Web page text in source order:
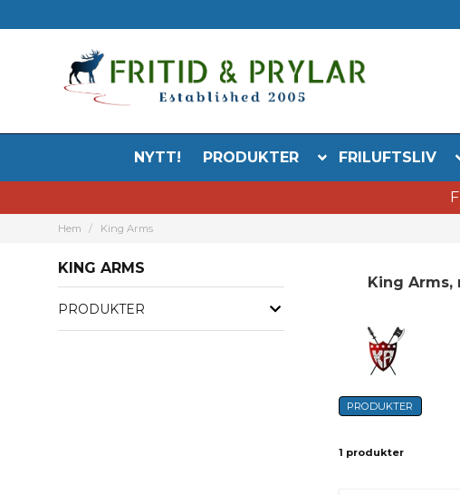
NYTT! PRODUKTER FRILUFTSLIV
Hem King Arms
KING ARMS
PRODUKTER
King
PRODUKTER
1 produkter